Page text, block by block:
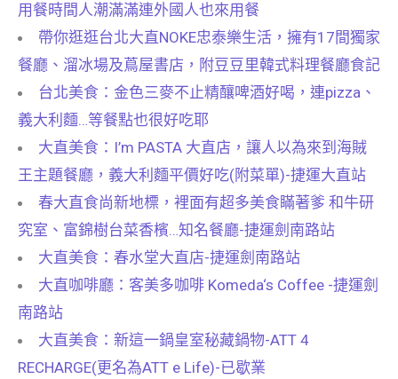
用餐時間人潮滿滿連外國人也來用餐
帶你逛逛台北大直NOKE忠泰樂生活，擁有17間獨家
餐廳、溜冰場及蔦屋書店，附豆豆里韓式料理餐廳食記
台北美食：金色三麥不止精釀啤酒好喝，連pizza、
義大利麵…等餐點也很好吃耶
大直美食：I’m PASTA 大直店，讓人以為來到海賊
王主題餐廳，義大利麵平價好吃(附菜單)-捷運大直站
春大直食尚新地標，裡面有超多美食瞞著爹 和牛研
究室、富錦樹台菜香檳…知名餐廳-捷運劍南路站
大直美食：春水堂大直店-捷運劍南路站
大直咖啡廳：客美多咖啡 Komeda‘s Coffee -捷運劍
南路站
大直美食：新這一鍋皇室秘藏鍋物-ATT 4
RECHARGE(更名為ATT e Life)-已歇業